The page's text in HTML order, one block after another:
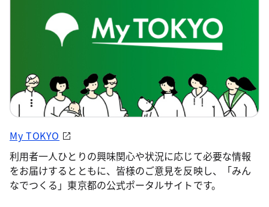
My TOKYO
利用者一人ひとりの興味関心や状況に応じて必要な情報
をお届けするとともに、皆様のご意見を反映し、「みん
なでつくる」東京都の公式ポータルサイトです。